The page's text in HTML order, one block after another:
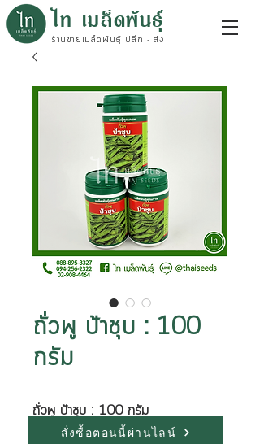
ไท เมล็ดพันธุ์
ร้านขายเมล็ดพันธุ์ ปลีก - ส่ง
ถั่วพู ป้าชุบ : 100
กรัม
ถั่วพู ป้าชุบ : 100 กรัม
สั่งซื้อตอนนี้ผ่านไลน์